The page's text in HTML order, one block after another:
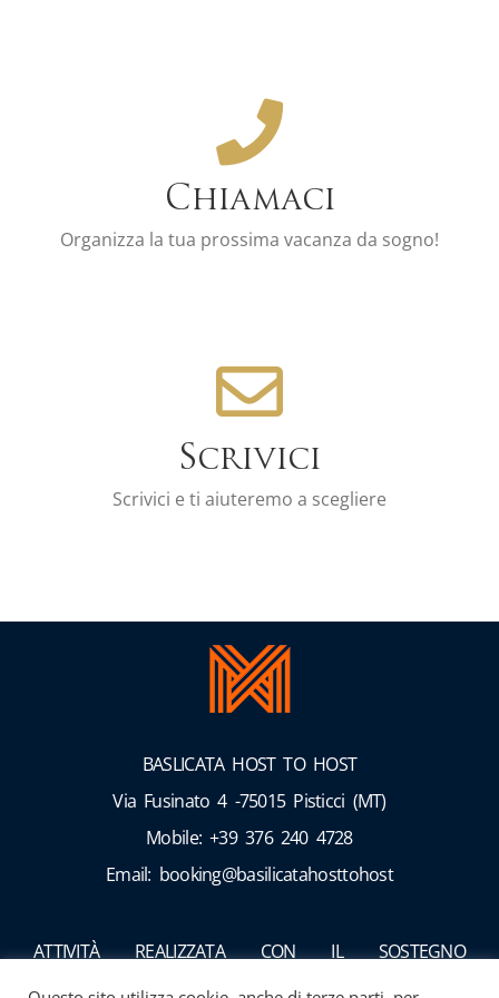
Chiamaci
Organizza la tua prossima vacanza da sogno!
Scopri le nostre
promozioni
Chiama +39 376 240 4728 Oggi!
Chiamaci oggi
Scrivici
Scrivici e ti aiuteremo a scegliere
Siamo in attesa!
Email: booking@basilicatahosttohost.it
BASLICATA HOST TO HOST
Via Fusinato 4 -75015 Pisticci (MT)
Mobile: +39 376 240 4728
Email: booking@basilicatahosttohost
ATTIVITÀ REALIZZATA CON IL SOSTEGNO